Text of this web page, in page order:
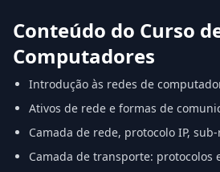
Conteúdo do Curso
Computadores
Introdução às redes de
Ativos de rede e formas de
Camada de rede, protocolo IP,
Camada de transporte: protocolos